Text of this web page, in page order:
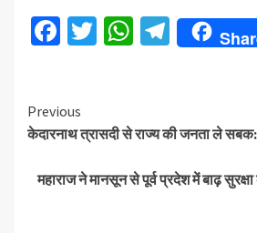
Facebook
Twitter
Continue
Reading
Previous
केदारनाथ त्रासदी से राज्य की जनता ले
महाराज ने मानसून से पूर्व प्रदेश में बाढ़